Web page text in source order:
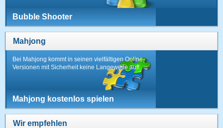
Bubble Shooter
Mahjong
Bei Mahjong kommt in seinen vielfältigen Online-
Versionen mit Sicherheit keine Langeweile auf!
Mahjong kostenlos spielen
Wir empfehlen